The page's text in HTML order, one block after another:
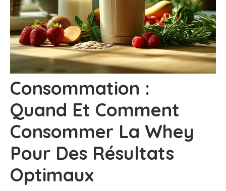
Consommation :
Quand Et Comment
Consommer La Whey
Pour Des Résultats
Optimaux